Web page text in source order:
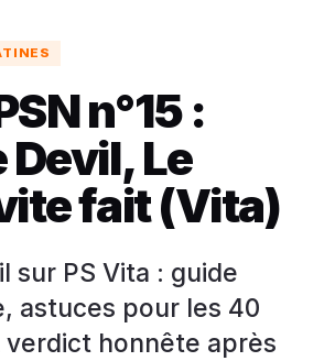
n°15 :
Devil, Le
fait (Vita)
sur PS Vita : guide
astuces pour les 40
honnête après